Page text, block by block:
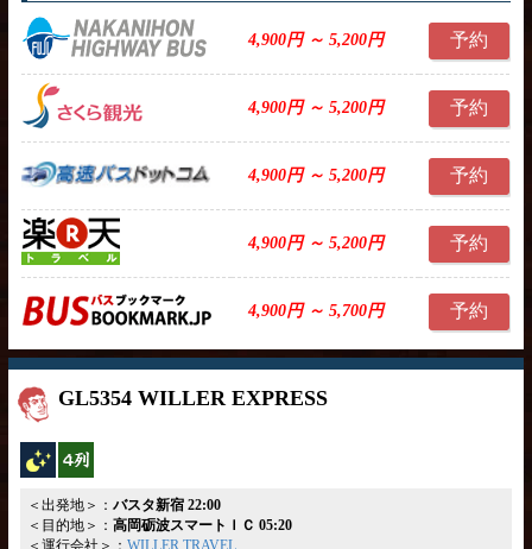
4,900円 ～ 5,200円 予約
4,900円 ～ 5,200円 予約
4,900円 ～ 5,200円 予約
4,900円 ～ 5,200円 予約
4,900円 ～ 5,700円 予約
GL5354 WILLER EXPRESS
夜行バス
＜出発地＞： バスタ新宿 22:00
＜目的地＞： 高岡砺波スマートＩＣ 05:20